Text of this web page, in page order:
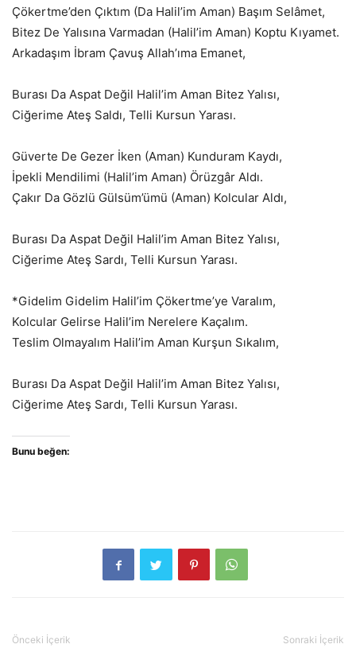
Çökertme’den Çıktım (Da Halil’im Aman) Başım Selâmet,
Bitez De Yalısına Varmadan (Halil’im Aman) Koptu Kıyamet.
Arkadaşım İbram Çavuş Allah’ıma Emanet,
Burası Da Aspat Değil Halil’im Aman Bitez Yalısı,
Ciğerime Ateş Saldı, Telli Kursun Yarası.
Güverte De Gezer İken (Aman) Kunduram Kaydı,
İpekli Mendilimi (Halil’im Aman) Örüzgâr Aldı.
Çakır Da Gözlü Gülsüm’ümü (Aman) Kolcular Aldı,
Burası Da Aspat Değil Halil’im Aman Bitez Yalısı,
Ciğerime Ateş Sardı, Telli Kursun Yarası.
*Gidelim Gidelim Halil’im Çökertme’ye Varalım,
Kolcular Gelirse Halil’im Nerelere Kaçalım.
Teslim Olmayalım Halil’im Aman Kurşun Sıkalım,
Burası Da Aspat Değil Halil’im Aman Bitez Yalısı,
Ciğerime Ateş Sardı, Telli Kursun Yarası.
Bunu beğen:
Önceki İçerik Sonraki İçerik